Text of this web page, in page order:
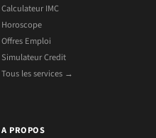
Calculateur IMC
Horoscope
Offres Emploi
Simulateur Credit
Tous les services →
A PROPOS